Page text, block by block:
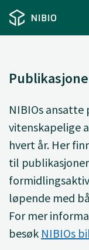
NIBIOs ansatte
vitenskapelige
hvert år. Her
til
løpende med
For mer
besøk NIBIOs